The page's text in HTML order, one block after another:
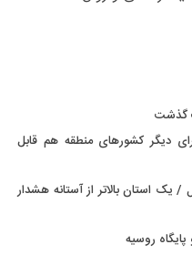
دیگر کشورهای منطقه هم قابل
یک استان بالاتر از آستانه هشدار
روسیه